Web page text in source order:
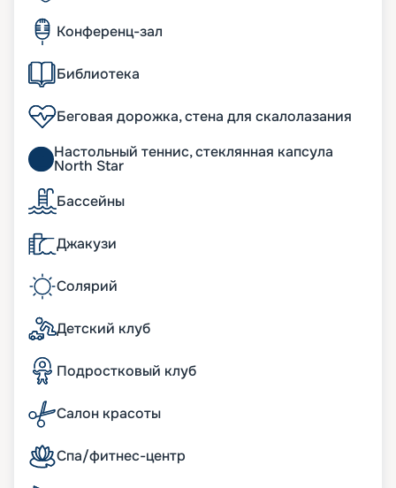
Конференц-зал
Библиотека
Беговая дорожка, стена для скалолазания
Настольный теннис, стеклянная капсула
North Star
Бассейны
Джакузи
Солярий
Детский клуб
Подростковый клуб
Салон красоты
Спа/фитнес-центр